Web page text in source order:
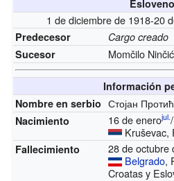
1 de diciembre de 1918-20
Predecesor
Cargo creado
Sucesor
Momčilo Ninčić
Información
Nombre en serbio Стојан Протић
Nacimiento 16 de enerojul.
Kruševac,
Fallecimiento
28 de octubre
Belgrado,
Croatas y